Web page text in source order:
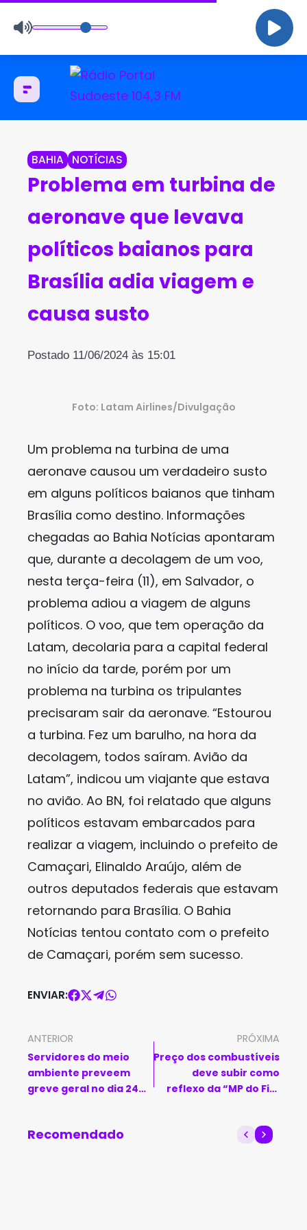
BAHIA NOTÍCIAS
Problema em turbina de
aeronave que levava
políticos baianos para
Brasília adia viagem e
causa susto
Postado 11/06/2024 às 15:01
Foto: Latam Airlines/Divulgação
Um problema na turbina de uma
aeronave causou um verdadeiro susto
em alguns políticos baianos que tinham
Brasília como destino. Informações
chegadas ao Bahia Notícias apontaram
que, durante a decolagem de um voo,
nesta terça-feira (11), em Salvador, o
problema adiou a viagem de alguns
políticos. O voo, que tem operação da
Latam, decolaria para a capital federal
no início da tarde, porém por um
problema na turbina os tripulantes
precisaram sair da aeronave. “Estourou
a turbina. Fez um barulho, na hora da
decolagem, todos saíram. Avião da
Latam”, indicou um viajante que estava
no avião. Ao BN, foi relatado que alguns
políticos estavam embarcados para
realizar a viagem, incluindo o prefeito de
Camaçari, Elinaldo Araújo, além de
outros deputados federais que estavam
retornando para Brasília. O Bahia
Notícias tentou contato com o prefeito
de Camaçari, porém sem sucesso.
ENVIAR:
ANTERIOR
Servidores do meio
ambiente preveem
greve geral no dia 24
PRÓXIMA
Preço dos combustíveis
deve subir como
reflexo da “MP do Fim
Recomendado